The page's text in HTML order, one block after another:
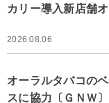
カリー導入新店舗
2026.08.06
オーラルタバコの
スに協力〔ＧＮＷ